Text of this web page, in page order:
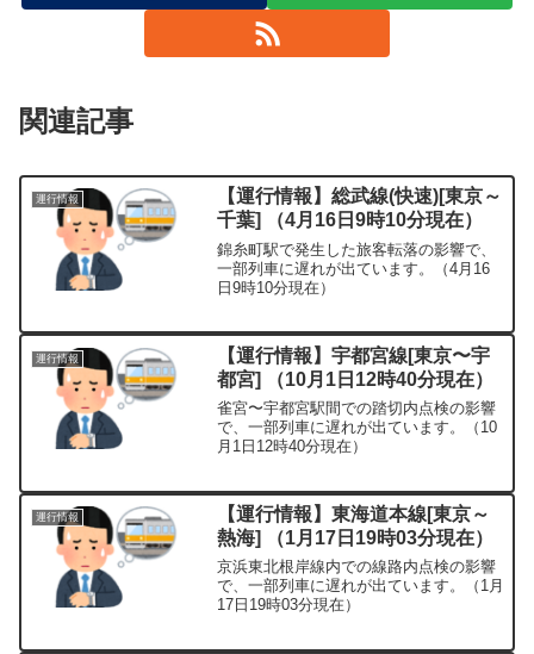
関連記事
運行情報
【運行情報】総武線(快速)[東京～
千葉] （4月16日9時10分現在）
錦糸町駅で発生した旅客転落の影響で、
一部列車に遅れが出ています。（4月16
日9時10分現在）
運行情報
【運行情報】宇都宮線[東京〜宇
都宮] （10月1日12時40分現在）
雀宮〜宇都宮駅間での踏切内点検の影響
で、一部列車に遅れが出ています。（10
月1日12時40分現在）
運行情報
【運行情報】東海道本線[東京～
熱海] （1月17日19時03分現在）
京浜東北根岸線内での線路内点検の影響
で、一部列車に遅れが出ています。（1月
17日19時03分現在）